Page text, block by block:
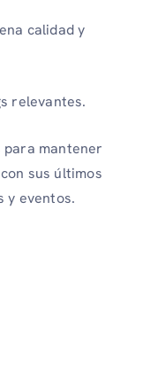
calidad y
relevantes.
mantener
sus últimos
y eventos.